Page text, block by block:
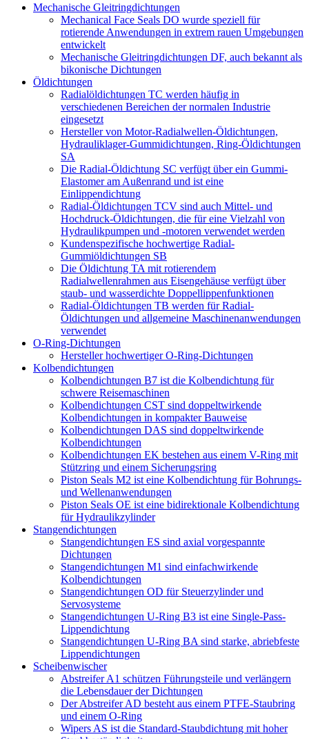
Mechanische Gleitringdichtungen
Mechanical Face Seals DO wurde speziell für
rotierende Anwendungen in extrem rauen Umgebungen
entwickelt
Mechanische Gleitringdichtungen DF, auch bekannt als
bikonische Dichtungen
Öldichtungen
Radialöldichtungen TC werden häufig in
verschiedenen Bereichen der normalen Industrie
eingesetzt
Hersteller von Motor-Radialwellen-Öldichtungen,
Hydrauliklager-Gummidichtungen, Ring-Öldichtungen
SA
Die Radial-Öldichtung SC verfügt über ein Gummi-
Elastomer am Außenrand und ist eine
Einlippendichtung
Radial-Öldichtungen TCV sind auch Mittel- und
Hochdruck-Öldichtungen, die für eine Vielzahl von
Hydraulikpumpen und -motoren verwendet werden
Kundenspezifische hochwertige Radial-
Gummiöldichtungen SB
Die Öldichtung TA mit rotierendem
Radialwellenrahmen aus Eisengehäuse verfügt über
staub- und wasserdichte Doppellippenfunktionen
Radial-Öldichtungen TB werden für Radial-
Öldichtungen und allgemeine Maschinenanwendungen
verwendet
O-Ring-Dichtungen
Hersteller hochwertiger O-Ring-Dichtungen
Kolbendichtungen
Kolbendichtungen B7 ist die Kolbendichtung für
schwere Reisemaschinen
Kolbendichtungen CST sind doppeltwirkende
Kolbendichtungen in kompakter Bauweise
Kolbendichtungen DAS sind doppeltwirkende
Kolbendichtungen
Kolbendichtungen EK bestehen aus einem V-Ring mit
Stützring und einem Sicherungsring
Piston Seals M2 ist eine Kolbendichtung für Bohrungs-
und Wellenanwendungen
Piston Seals OE ist eine bidirektionale Kolbendichtung
für Hydraulikzylinder
Stangendichtungen
Stangendichtungen ES sind axial vorgespannte
Dichtungen
Stangendichtungen M1 sind einfachwirkende
Kolbendichtungen
Stangendichtungen OD für Steuerzylinder und
Servosysteme
Stangendichtungen U-Ring B3 ist eine Single-Pass-
Lippendichtung
Stangendichtungen U-Ring BA sind starke, abriebfeste
Lippendichtungen
Scheibenwischer
Abstreifer A1 schützen Führungsteile und verlängern
die Lebensdauer der Dichtungen
Der Abstreifer AD besteht aus einem PTFE-Staubring
und einem O-Ring
Wipers AS ist die Standard-Staubdichtung mit hoher